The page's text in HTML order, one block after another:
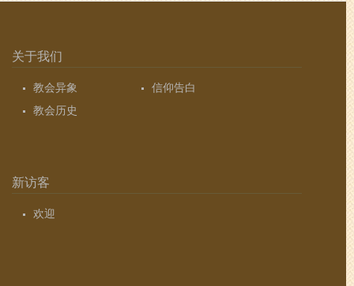
关于我们
教会异象
信仰告白
教会历史
新访客
欢迎